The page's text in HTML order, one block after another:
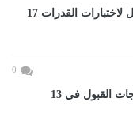
تنسيق الجامعات 2026.. إتاحة التسجيل لاختبارات القدرات 17
0
تنسيق الثانوى العام 2027.. اعرف درجات القبول في 13